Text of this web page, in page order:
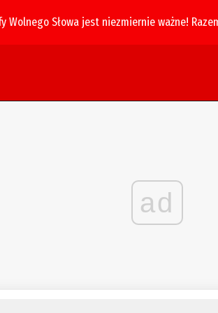
Wolnego Słowa jest niezmiernie ważne!
ad